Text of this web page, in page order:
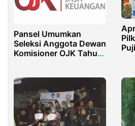
Pansel Umumkan
Seleksi Anggota Dewan
Komisioner OJK Tahun